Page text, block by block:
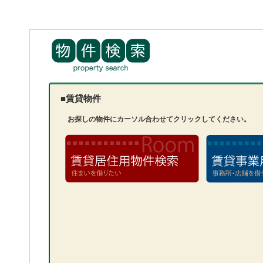
■賃貸物件
お探しの物件にカーソル合わせてクリックしてください。